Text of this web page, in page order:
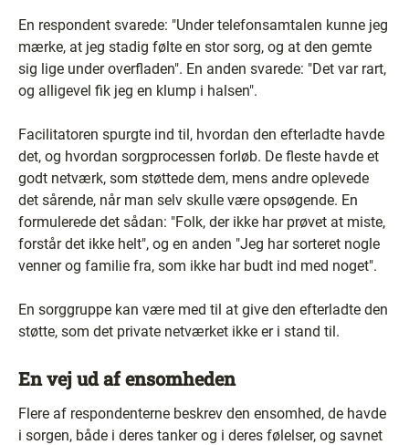
En respondent svarede: "Under telefonsamtalen kunne jeg
mærke, at jeg stadig følte en stor sorg, og at den gemte
sig lige under overfladen". En anden svarede: "Det var rart,
og alligevel fik jeg en klump i halsen".
Facilitatoren spurgte ind til, hvordan den efterladte havde
det, og hvordan sorgprocessen forløb. De fleste havde et
godt netværk, som støttede dem, mens andre oplevede
det sårende, når man selv skulle være opsøgende. En
formulerede det sådan: "Folk, der ikke har prøvet at miste,
forstår det ikke helt", og en anden "Jeg har sorteret nogle
venner og familie fra, som ikke har budt ind med noget".
En sorggruppe kan være med til at give den efterladte den
støtte, som det private netværket ikke er i stand til.
En vej ud af ensomheden
Flere af respondenterne beskrev den ensomhed, de havde
i sorgen, både i deres tanker og i deres følelser, og savnet